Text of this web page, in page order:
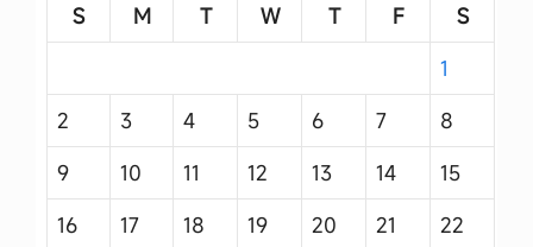
S
M T W T F
S
1
2
3 4 5 6 7
8
9
10 11 12 13 14
15
16
17 18 19 20 21 22